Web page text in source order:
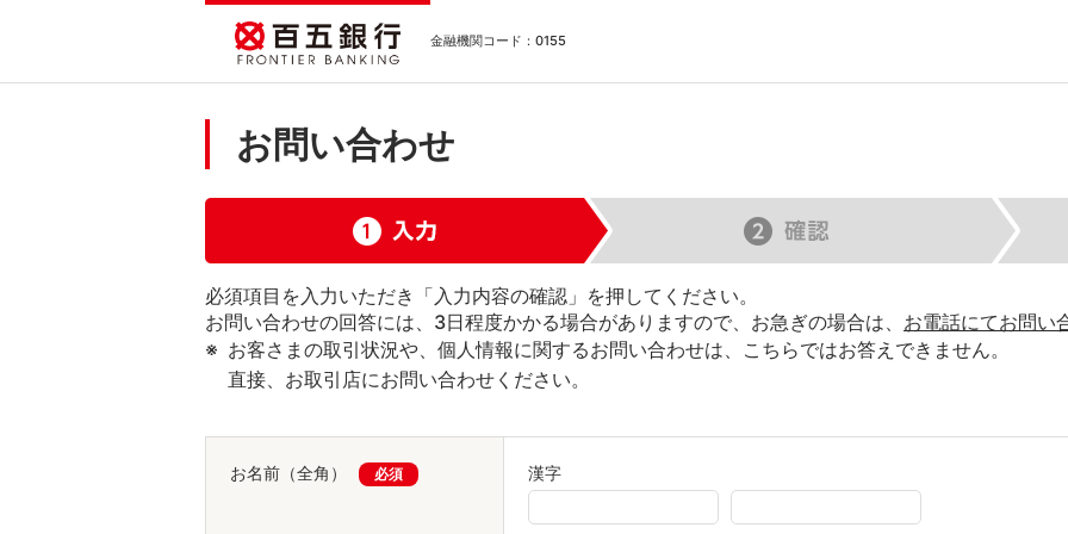
金融機関コード：0155
お問い合わせ
必須項目を入力いただき「入力内容の確認」を押してください。
お問い合わせの回答には、3日程度かかる場合がありますので、お急ぎの場合は、 お電話にてお問い
お客さまの取引状況や、個人情報に関するお問い合わせは、こちらではお答えできません。
直接、お取引店にお問い合わせください。
お名前（全角） 必須 漢字